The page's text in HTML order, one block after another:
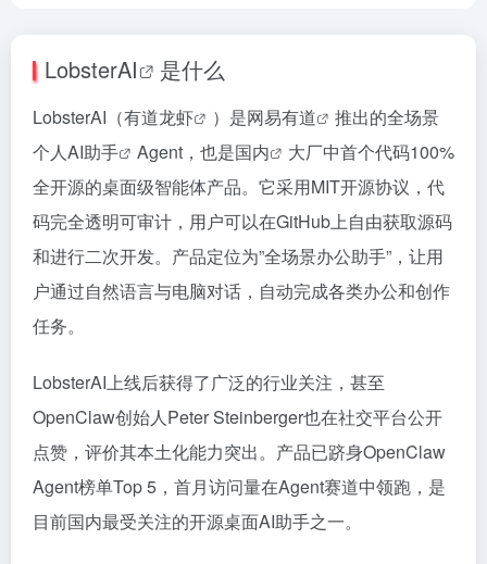
LobsterAI 是什么
LobsterAI（有道龙虾 ）是网易有道
推出的全场景
个人AI助手 Agent，也是国内
大厂中首个代码100%
全开源的桌面级智能体产品。它采用MIT开源协议，代
码完全透明可审计，用户可以在GitHub上自由获取源码
和进行二次开发。产品定位为”全场景办公助手”，让用
户通过自然语言与电脑对话，自动完成各类办公和创作
任务。
LobsterAI上线后获得了广泛的行业关注，甚至
OpenClaw创始人Peter Steinberger也在社交平台公开
点赞，评价其本土化能力突出。产品已跻身OpenClaw
Agent榜单Top 5，首月访问量在Agent赛道中领跑，是
目前国内最受关注的开源桌面AI助手之一。